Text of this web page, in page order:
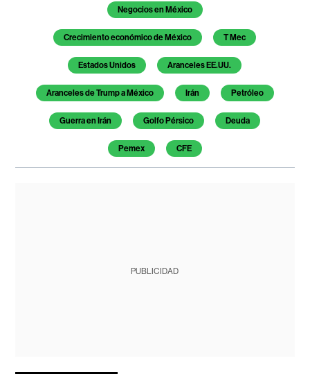
Negocios en México
Crecimiento económico de México T Mec
Estados Unidos Aranceles EE.UU.
Aranceles de Trump a México Irán Petróleo
Guerra en Irán Golfo Pérsico Deuda
Pemex CFE
PUBLICIDAD